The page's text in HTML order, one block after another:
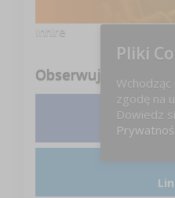
Inhire
Obserwuj nas
Pliki
zgodę na
Dowiedz